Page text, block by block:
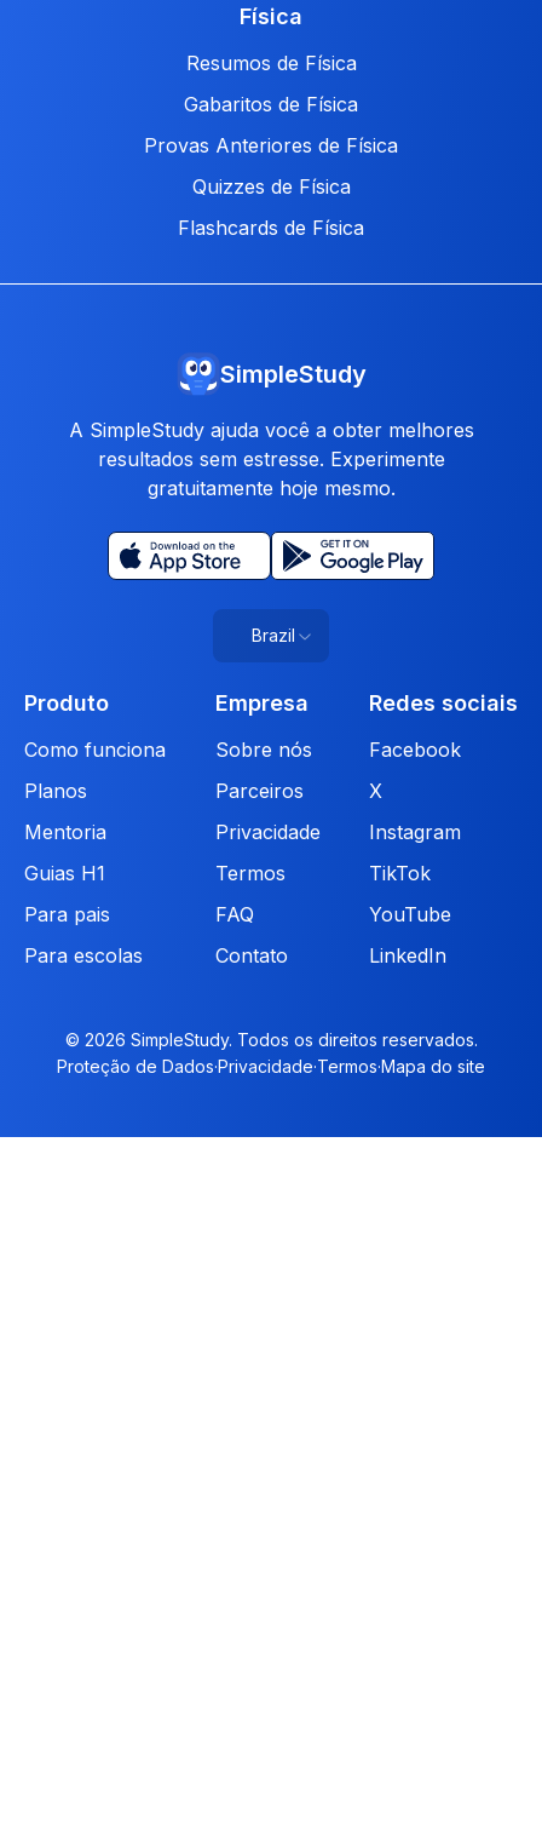
Física
Resumos de Física
Gabaritos de Física
Provas Anteriores de Física
Quizzes de Física
Flashcards de Física
SimpleStudy
A SimpleStudy ajuda você a obter melhores
resultados sem estresse. Experimente
gratuitamente hoje mesmo.
Brazil
Produto
Como funciona
Planos
Mentoria
Guias H1
Para pais
Para escolas
Empresa
Sobre nós
Parceiros
Privacidade
Termos
FAQ
Contato
Redes sociais
Facebook
X
Instagram
TikTok
YouTube
LinkedIn
© 2026 SimpleStudy. Todos os direitos reservados.
Proteção de Dados·Privacidade·Termos·Mapa do site